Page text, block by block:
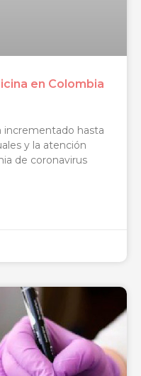
en Colombia
incrementado hasta
y la atención
de coronavirus